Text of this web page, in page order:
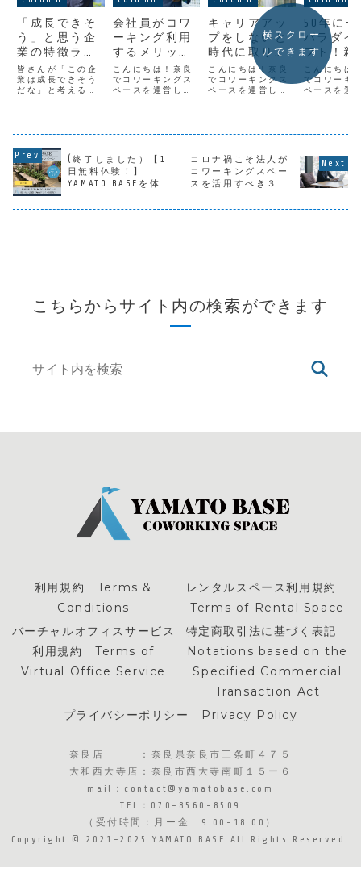
「成長できそ
う」と思う企
業の特徴ラン
キング第１位
「テレワーク
など場所を選
皆さんが「この企
業は成長できそう
だな」と考える基
「Re就活」を運営
する学情の調査に
よると、コロナ禍
で最も重視する点
は、「テレワーク
会社員がコワ
ーキング利用
するメリット
や使い方
こんにちは！奈良
でコワーキングス
ペースを運営して
スの方が使う場
所」皆さんの中に
はそんな風に捉え
ている人はいませ
キャリアアッ
プをしないと
時代に取り残
される理由
こんにちは！奈良
でコワーキングス
ペースを運営して
かつてないほど大
きな変化がありま
したね。あらゆる
50年に
パラダイ
フト！新
用はなく
る！？
こんにちは
でコワーキ
ペースを運
うになりま
しかしこれ
まできっか
横スクロー
ルできます
(終了しました）【1
日無料体験！】
YAMATO BASEを体
ペーン実施
コロナ禍こそ法人が
コワーキングスペー
スを活用すべき３つ
こちらからサイト内の検索ができます
利用規約 Terms &
Conditions
レンタルスペース利用規約
Terms of Rental Space
バーチャルオフィスサービス
利用規約 Terms of
Virtual Office Service
特定商取引法に基づく表記
Notations based on the
Specified Commercial
Transaction Act
プライバシーポリシー Privacy Policy
奈良店 ：奈良県奈良市三条町４７５
大和西大寺店：奈良市西大寺南町１５ー６
​mail：contact@yamatobase.com
TEL：070-8560-8509
（受付時間：月ー金 9:00-18:00）
Copyright © 2021-2025 YAMATO BASE All Rights Reserved.